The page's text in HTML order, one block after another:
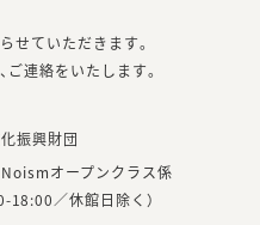
せていただきます。
ご連絡をいたします。
振興財団
オープンクラス係
／休館日除く）